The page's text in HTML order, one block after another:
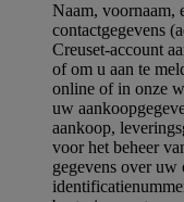
Naam, voornaam,
contactgegevens
Creuset-account
of om u aan te
online of in onze
uw
aankoop,
voor het beheer
gegevens over